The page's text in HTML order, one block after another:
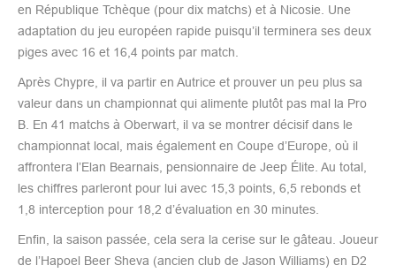
en République Tchèque (pour dix matchs) et à Nicosie. Une
adaptation du jeu européen rapide puisqu’il terminera ses deux
piges avec 16 et 16,4 points par match.
Après Chypre, il va partir en Autrice et prouver un peu plus sa
valeur dans un championnat qui alimente plutôt pas mal la Pro
B. En 41 matchs à Oberwart, il va se montrer décisif dans le
championnat local, mais également en Coupe d’Europe, où il
affrontera l’Elan Bearnais, pensionnaire de Jeep Élite. Au total,
les chiffres parleront pour lui avec 15,3 points, 6,5 rebonds et
1,8 interception pour 18,2 d’évaluation en 30 minutes.
Enfin, la saison passée, cela sera la cerise sur le gâteau. Joueur
de l’Hapoel Beer Sheva (ancien club de Jason Williams) en D2